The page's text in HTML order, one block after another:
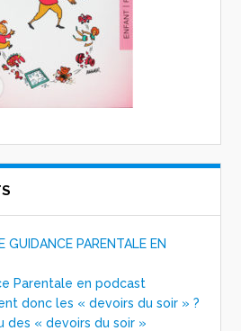
GUIDANCE PARENTALE EN
Parentale en podcast
donc les « devoirs du soir » ?
des « devoirs du soir »